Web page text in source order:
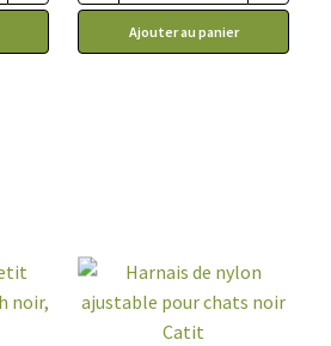
à
41.99$
à
41.99$
Ajouter au panier